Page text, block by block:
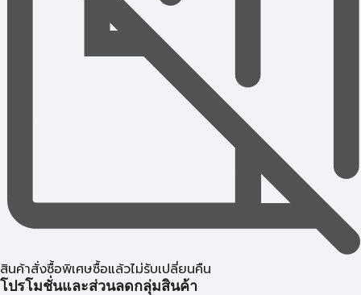
สินค้าสั่งซื้อพิเศษซื้อแล้วไม่รับเปลี่ยนคืน
โปรโมชั่นและส่วนลดกลุ่มสินค้า